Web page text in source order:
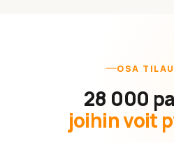
OSA
28 000
joihin voit